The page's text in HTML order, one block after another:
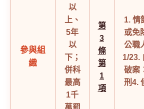
參與組
織
以
上、
5年
以
下；
併科
最高
1千
萬罰
第
3
條
第
1
項
1. 情
或免
公職
1/23.
破案
刑 4.